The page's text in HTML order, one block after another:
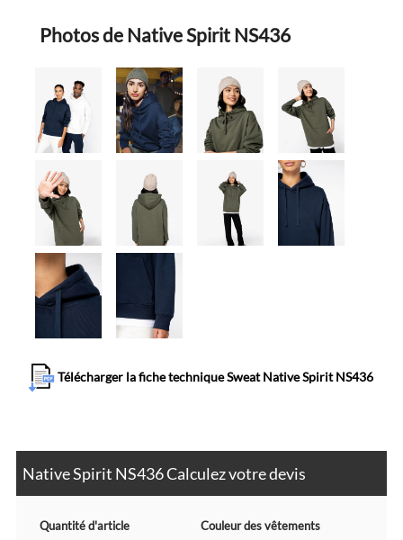
Photos de Native Spirit NS436
Télécharger la fiche technique Sweat Native Spirit NS436
Native Spirit NS436 Calculez votre devis
Quantité d'article Couleur des vêtements